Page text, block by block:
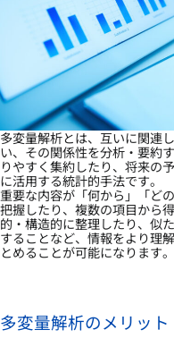
多変量解析とは、互いに関連
い、その関係性を分析・要約
りやすく集約したり、将来の
に活用する統計的手法です。
重要な内容が「何から」「ど
把握したり、複数の項目から
的・構造的に整理したり、似
することなど、情報をより理
とめることが可能になります。
多変量解析のメリッ